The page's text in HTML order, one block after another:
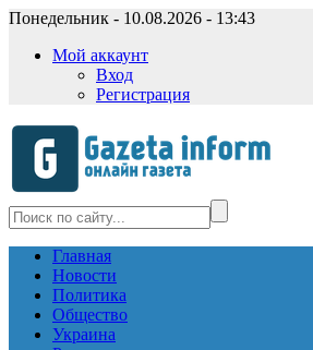
Понедельник - 10.08.2026 - 13:43
Мой аккаунт
Вход
Регистрация
Главная
Новости
Политика
Общество
Украина